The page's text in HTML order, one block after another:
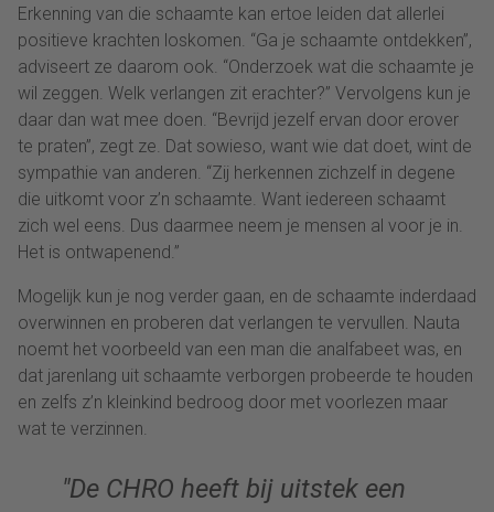
Erkenning van die schaamte kan ertoe leiden dat allerlei
positieve krachten loskomen. “Ga je schaamte ontdekken”,
adviseert ze daarom ook. “Onderzoek wat die schaamte je
wil zeggen. Welk verlangen zit erachter?” Vervolgens kun je
daar dan wat mee doen. “Bevrijd jezelf ervan door erover
te praten”, zegt ze. Dat sowieso, want wie dat doet, wint de
sympathie van anderen. “Zij herkennen zichzelf in degene
die uitkomt voor z’n schaamte. Want iedereen schaamt
zich wel eens. Dus daarmee neem je mensen al voor je in.
Het is ontwapenend.”
Mogelijk kun je nog verder gaan, en de schaamte inderdaad
overwinnen en proberen dat verlangen te vervullen. Nauta
noemt het voorbeeld van een man die analfabeet was, en
dat jarenlang uit schaamte verborgen probeerde te houden
en zelfs z’n kleinkind bedroog door met voorlezen maar
wat te verzinnen.
De CHRO heeft bij uitstek een